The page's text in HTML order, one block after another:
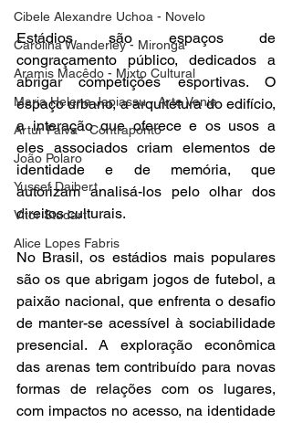
Cibele Alexandre Uchoa - Novelo
Carolina Wanderley - Mironga
Aramis Macêdo - Mixto Cultural
Maria Helena Japiassu - Arte Venia
Artur Paiva - Contraponto
João Polaro
Yussef Daibert
Vitor Studart
Alice Lopes Fabris
Estádios são espaços de
congraçamento público, dedicados a
abrigar competições esportivas. O
espaço urbano, a arquitetura do edifício,
a interação que oferece e os usos a
eles associados criam elementos de
identidade e de memória, que
autorizam analisá-los pelo olhar dos
direitos culturais.
No Brasil, os estádios mais populares
são os que abrigam jogos de futebol, a
paixão nacional, que enfrenta o desafio
de manter-se acessível à sociabilidade
presencial. A exploração econômica
das arenas tem contribuído para novas
formas de relações com os lugares,
com impactos no acesso, na identidade